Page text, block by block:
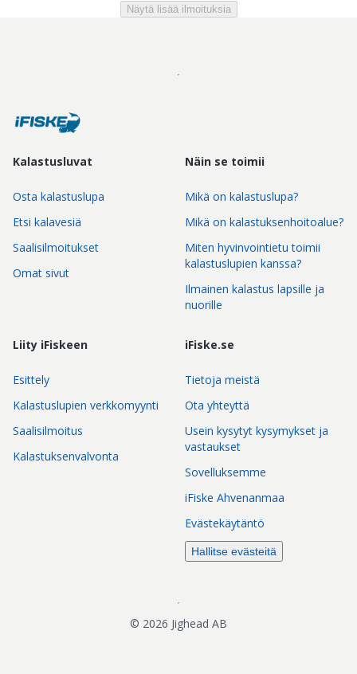
Näytä lisää ilmoituksia
Kalastusluvat
Osta kalastuslupa
Etsi kalavesiä
Saalisilmoitukset
Omat sivut
Näin se toimii
Mikä on kalastuslupa?
Mikä on kalastuksenhoitoalue?
Miten hyvinvointietu toimii
kalastuslupien kanssa?
Ilmainen kalastus lapsille ja
nuorille
Liity iFiskeen
Esittely
Kalastuslupien verkkomyynti
Saalisilmoitus
Kalastuksenvalvonta
iFiske.se
Tietoja meistä
Ota yhteyttä
Usein kysytyt kysymykset ja
vastaukset
Sovelluksemme
iFiske Ahvenanmaa
Evästekäytäntö
Hallitse evästeitä
© 2026 Jighead AB